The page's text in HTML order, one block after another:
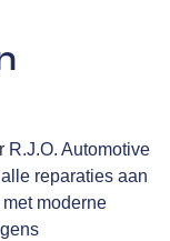
R.J.O. Automotive
reparaties aan
moderne